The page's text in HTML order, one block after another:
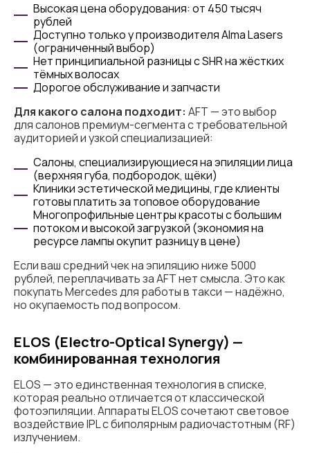
Высокая цена оборудования: от 450 тысяч
рублей
Доступно только у производителя Alma Lasers
(ограниченный выбор)
Нет принципиальной разницы с SHR на жёстких
тёмных волосах
Дорогое обслуживание и запчасти
Для какого салона подходит: AFT — это выбор
для салонов премиум-сегмента с требовательной
аудиторией и узкой специализацией:
Салоны, специализирующиеся на эпиляции лица
(верхняя губа, подбородок, щёки)
Клиники эстетической медицины, где клиенты
готовы платить за топовое оборудование
Многопрофильные центры красоты с большим
потоком и высокой загрузкой (экономия на
ресурсе лампы окупит разницу в цене)
Если ваш средний чек на эпиляцию ниже 5000
рублей, переплачивать за AFT нет смысла. Это как
покупать Mercedes для работы в такси — надёжно,
но окупаемость под вопросом.
ELOS (Electro-Optical Synergy) —
комбинированная технология
ELOS — это единственная технология в списке,
которая реально отличается от классической
фотоэпиляции. Аппараты ELOS сочетают световое
воздействие IPL с биполярным радиочастотным (RF)
излучением.